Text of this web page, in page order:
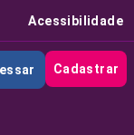
Acessibilidade
Cadastrar